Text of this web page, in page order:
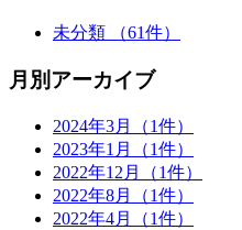
未分類 （61件）
月別アーカイブ
2024年3月
（1件）
2023年1月
（1件）
2022年12月
（1件）
2022年8月
（1件）
2022年4月
（1件）